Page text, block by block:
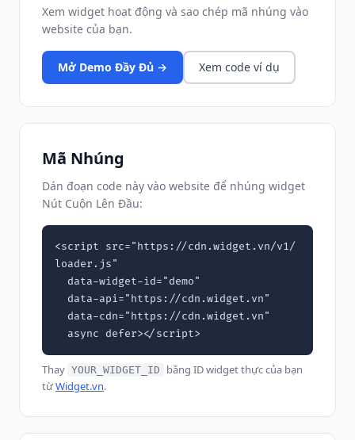
Xem widget hoạt động và sao chép mã nhúng vào
website của bạn.
Mở Demo Đầy Đủ → Xem code ví dụ
Mã Nhúng
Dán đoạn code này vào website để nhúng widget
Nút Cuộn Lên Đầu:
<script src="https://cdn.widget.vn/v1/
loader.js"
  async defer></script>
Thay YOUR_WIDGET_ID
bằng ID widget thực của bạn
từWidget.vn.